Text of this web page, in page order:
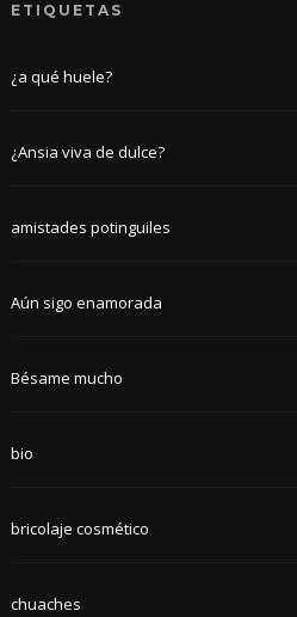
ETIQUETAS
¿a qué huele?
¿Ansia viva de dulce?
amistades potinguiles
Aún sigo enamorada
Bésame mucho
bio
bricolaje cosmético
chuaches